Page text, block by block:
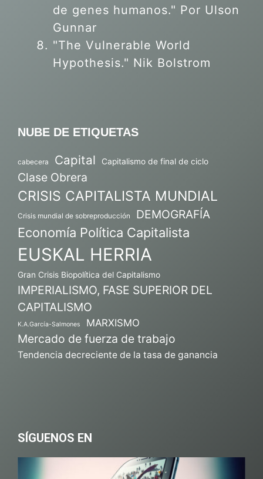
de genes humanos." Por Ulson
Gunnar
"The Vulnerable World
Hypothesis." Nik Bolstrom
NUBE DE ETIQUETAS
cabecera Capital Capitalismo de final de ciclo
Clase Obrera
CRISIS CAPITALISTA MUNDIAL
Crisis mundial de sobreproducción DEMOGRAFÍA
Economía Política Capitalista
EUSKAL HERRIA
Gran Crisis Biopolítica del Capitalismo
IMPERIALISMO, FASE SUPERIOR DEL
CAPITALISMO
K.A.García-Salmones MARXISMO
Mercado de fuerza de trabajo
Tendencia decreciente de la tasa de ganancia
SÍGUENOS EN